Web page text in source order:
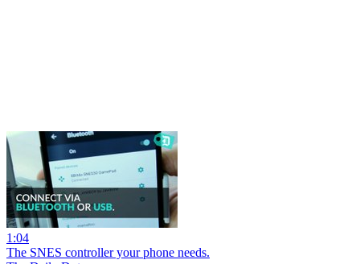
1:04
The SNES controller your phone needs.